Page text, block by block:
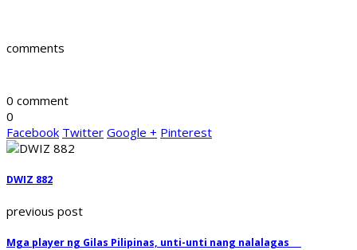
comments
0 comment
0
Facebook Twitter Google + Pinterest
DWIZ 882
previous post
Mga player ng Gilas Pilipinas, unti-unti nang nalalagas